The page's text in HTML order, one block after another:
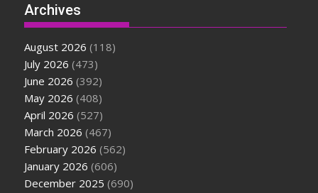
Archives
August 2026 (118)
July 2026 (473)
June 2026 (392)
May 2026 (408)
April 2026 (527)
March 2026 (467)
February 2026 (562)
January 2026 (606)
December 2025 (690)